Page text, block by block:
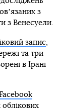
з
з Венесуели.
запис,
та три
в Ірані